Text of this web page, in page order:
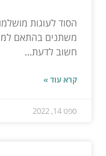
הסוד לעוגות
משתנים בהתאם
חשוב לדעת...
קרא עוד »
ספט 14, 2022